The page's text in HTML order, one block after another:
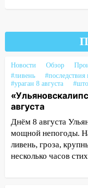
Пьяная
шестилетнего
Федерации:
11:16 В
мужчину,
10:30 От
хаски: куда
области 8–9
10:11
«Нефтяной
судить за
Новости Обзор
#ливень
#ураган 8 августа
августа
Днём 8 августа
мощной непогоды.
ливень, гроза,
несколько часов